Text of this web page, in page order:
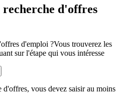
d'offres
d'emploi ?Vous trouverez les
sur l'étape qui vous intéresse
d'offres, vous devez saisir au moins